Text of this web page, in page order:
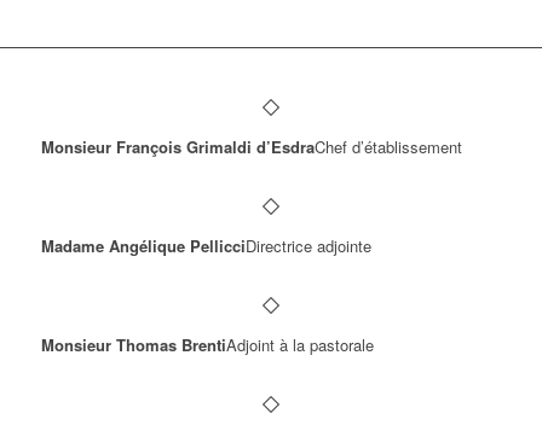
Monsieur François Grimaldi d’EsdraChef d’établissement
Madame Angélique PellicciDirectrice adjointe
Monsieur Thomas BrentiAdjoint à la pastorale